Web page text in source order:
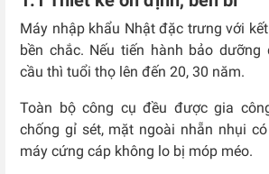
Máy nhập khẩu Nhật đặc trưng với
bền chắc. Nếu tiến hành bảo
cầu thì tuổi thọ lên đến 20, 30 năm.
Toàn bộ công cụ đều được gia
chống gỉ sét, mặt ngoài nhẵn nhụi
máy cứng cáp không lo bị móp méo.